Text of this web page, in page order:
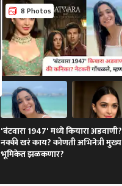
8 Photos
'बंटवारा 1947' मध्ये कियारा अडवाणी?
नक्की खरं काय? कोणती अभिनेत्री मुख्य
भूमिकेत झळकणार?